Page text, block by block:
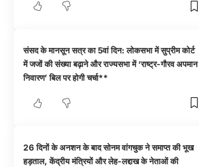
संसद के मानसून सत्र का 5वां दिन: लोकसभा में सुप्रीम कोर्ट
में जजों की संख्या बढ़ाने और राज्यसभा में ‘राष्ट्र-गौरव अपमान
निवारण’ बिल पर होगी चर्चा**
26 दिनों के अनशन के बाद सोनम वांगचुक ने समाप्त की भूख
हड़ताल, केंद्रीय मंत्रियों और लेह-लद्दाख के नेताओं की